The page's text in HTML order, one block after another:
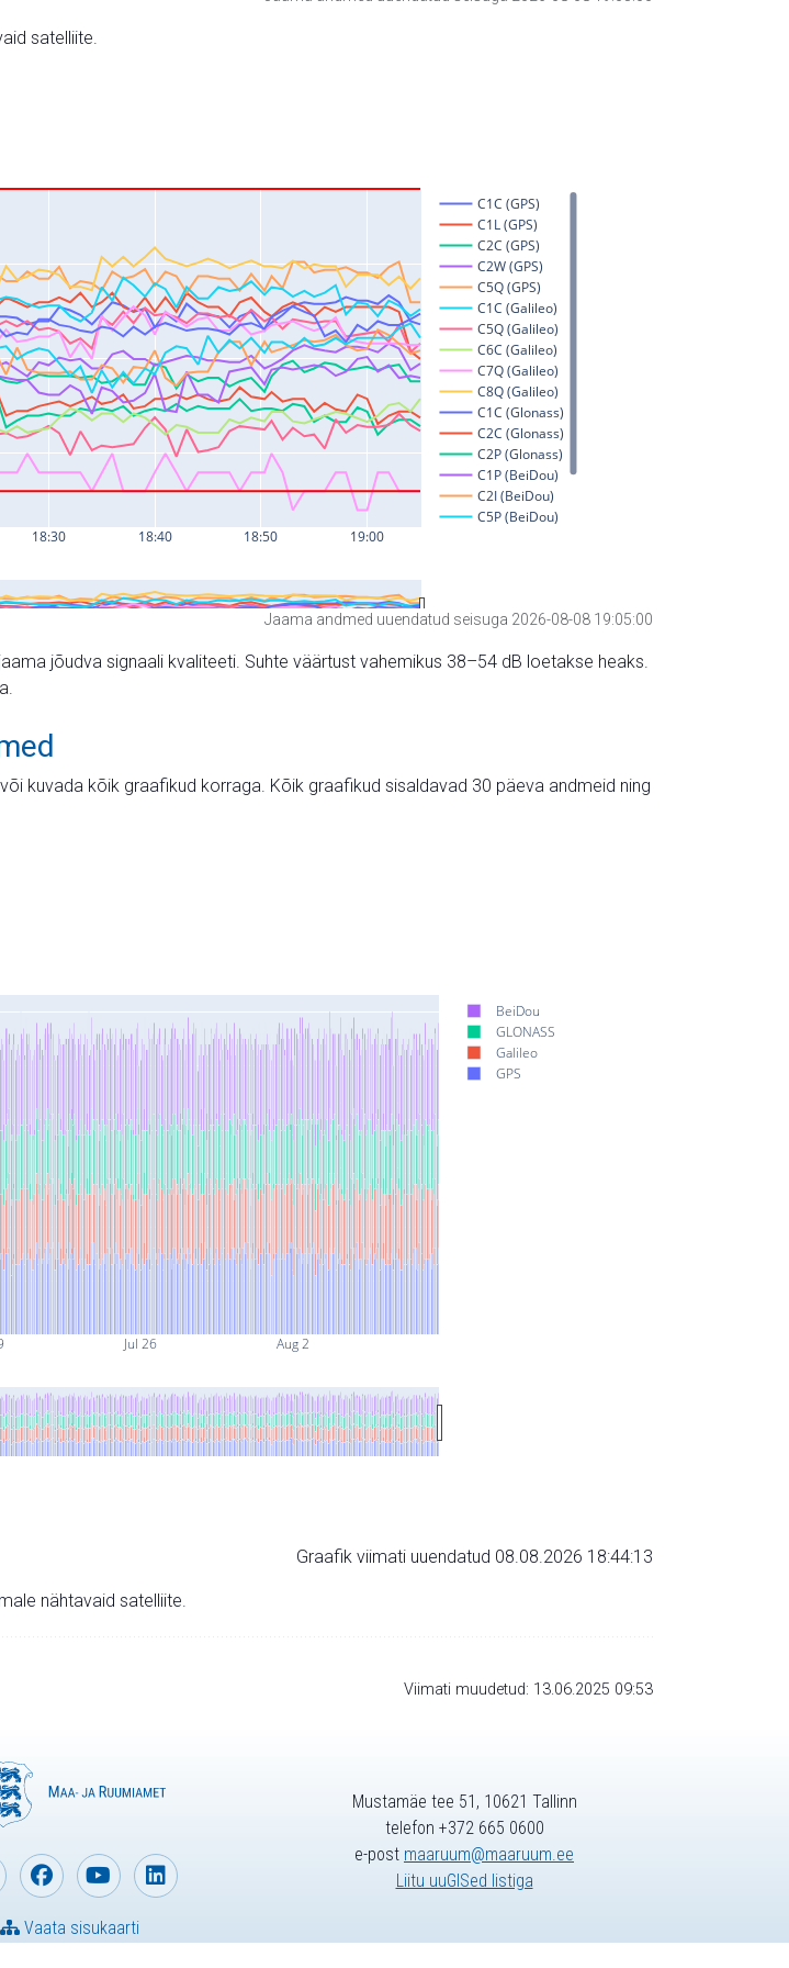
satelliite.
Jaama andmed uuendatud seisuga 2026-08-08 19:05:00
jõudva signaali kvaliteeti. Suhte väärtust vahemikus 38–54 dB loetakse heaks.
kuvada kõik graafikud korraga. Kõik graafikud sisaldavad 30 päeva andmeid ning
Jul 26 Aug 2
BeiDou
GLONASS
Galileo
GPS
Graafik viimati uuendatud 08.08.2026 18:44:13
nähtavaid satelliite.
Viimati muudetud: 13.06.2025 09:53
Vaata sisukaarti
Mustamäe tee 51, 10621 Tallinn
telefon +372 665 0600
e-post maaruum@maaruum.ee
Liitu uuGISed listiga